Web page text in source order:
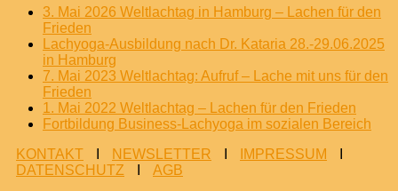
3. Mai 2026 Weltlachtag in Hamburg – Lachen für den
Frieden
Lachyoga-Ausbildung nach Dr. Kataria 28.-29.06.2025
in Hamburg
7. Mai 2023 Weltlachtag: Aufruf – Lache mit uns für den
Frieden
1. Mai 2022 Weltlachtag – Lachen für den Frieden
Fortbildung Business-Lachyoga im sozialen Bereich
KONTAKT
NEWSLETTER IMPRESSUM
DATENSCHUTZ
AGB